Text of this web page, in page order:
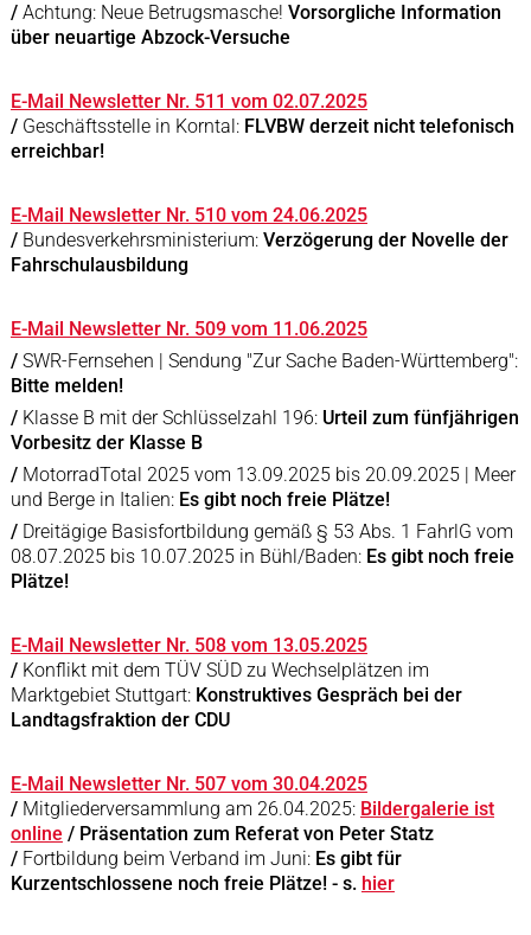
/ Achtung: Neue Betrugsmasche! Vorsorgliche Information
über neuartige Abzock-Versuche
E-Mail Newsletter Nr. 511 vom 02.07.2025
/ Geschäftsstelle in Korntal: FLVBW derzeit nicht telefonisch
erreichbar!
E-Mail Newsletter Nr. 510 vom 24.06.2025
/Bundesverkehrsministerium: Verzögerung der Novelle der
Fahrschulausbildung
E-Mail Newsletter Nr. 509 vom 11.06.2025
/SWR-Fernsehen | Sendung "Zur Sache Baden-Württemberg":
Bitte melden!
/ Klasse B mit der Schlüsselzahl 196: Urteil zum fünfjährigen
Vorbesitz der Klasse B
/ MotorradTotal 2025 vom 13.09.2025 bis 20.09.2025 | Meer
und Berge in Italien: Es gibt noch freie Plätze!
/ Dreitägige Basisfortbildung gemäß § 53 Abs. 1 FahrlG vom
08.07.2025 bis 10.07.2025 in Bühl/Baden: Es gibt noch freie
Plätze!
E-Mail Newsletter Nr. 508 vom 13.05.2025
/ Konflikt mit dem TÜV SÜD zu Wechselplätzen im
Marktgebiet Stuttgart:Konstruktives Gespräch bei der
Landtagsfraktion der CDU
E-Mail Newsletter Nr. 507 vom 30.04.2025
/ Mitgliederversammlung am 26.04.2025: Bildergalerie ist
online / Präsentation zum Referat von Peter Statz
/ Fortbildung beim Verband im Juni:Es gibt für
Kurzentschlossene noch freie Plätze! - s. hier